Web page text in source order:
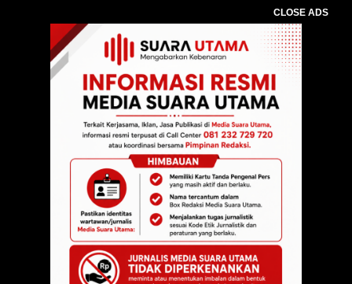
CLOSE ADS